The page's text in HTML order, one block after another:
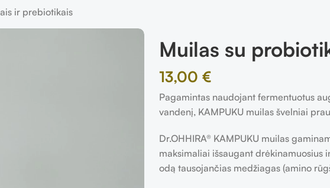
ir prebiotikais
Muilas su
13,00 €
Pagamintas naudojant fermentuotus
vandenį, KAMPUKU muilas švelniai
Dr.OHHIRA® KAMPUKU muilas
maksimaliai išsaugant
odą tausojančias medžiagas (amino